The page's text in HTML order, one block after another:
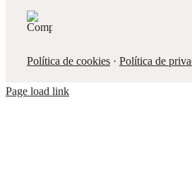
Política de cookies· Política de
Page load link